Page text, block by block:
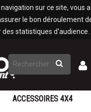
sur ce site, vous
le bon déroulement
des statistiques d'audience.
ACCESSOIRES 4X4
cookies